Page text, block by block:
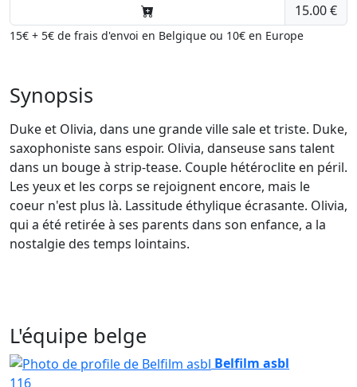
15.00 €
15€ + 5€ de frais d'envoi en Belgique ou 10€ en Europe
Synopsis
Duke et Olivia, dans une grande ville sale et triste. Duke,
saxophoniste sans espoir. Olivia, danseuse sans talent
dans un bouge à strip-tease. Couple hétéroclite en péril.
Les yeux et les corps se rejoignent encore, mais le
coeur n'est plus là. Lassitude éthylique écrasante. Olivia,
qui a été retirée à ses parents dans son enfance, a la
nostalgie des temps lointains.
L'équipe belge
Belfilm asbl
116